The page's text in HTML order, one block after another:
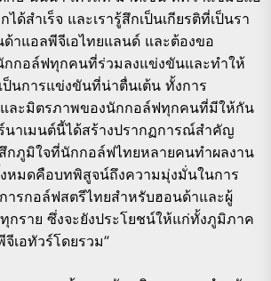
ได้สำเร็จ และเรารู้สึกเป็นเกียรติที่เป็นรา
ด้าแอลพีจีเอไทยแลนด์ และต้องขอ
กอล์ฟทุกคนที่ร่วมลงแข่งขันและทำให้
ป็นการแข่งขันที่น่าตื่นเต้น ทั้งการ
ละมิตรภาพของนักกอล์ฟทุกคนที่มีให้กัน
นาเมนต์นี้ได้สร้างปรากฏการณ์สำคัญ
สึกภูมิใจที่นักกอล์ฟไทยหลายคนทำผลงาน
หมดคือบทพิสูจน์ถึงความมุ่งมั่นในการ
ารกอล์ฟสตรีไทยสำหรับฮอนด้าและผู้
กราย ซึ่งจะยังประโยชน์ให้แก่ทั้งภูมิภาค
เอทัวร์โดยรวม”